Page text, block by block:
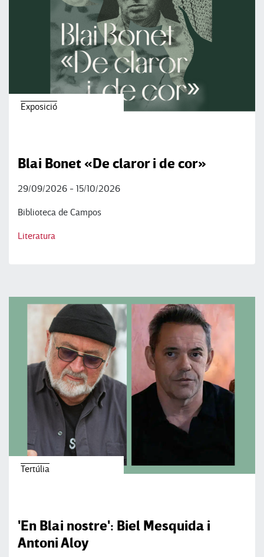
Exposició
Blai Bonet «De claror i de cor»
29/09/2026 - 15/10/2026
Biblioteca de Campos
Literatura
Tertúlia
'En Blai nostre': Biel Mesquida i
Antoni Aloy